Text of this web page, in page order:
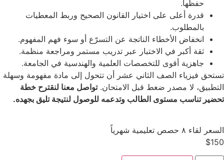
حفظها.
قدرة أعلى على اختيار القانون الصحيح وربط المعطيات
بالمطلوب.
انخفاض الأخطاء الناتجة عن التسرّع أو سوء فهم المفهوم.
ثقة أكبر في الاختبار عبر تدريب مستمر ومراجعة منظمة.
جاهزية أقوى للتخصصات العلمية والهندسية في الجامعة.
تستحق فيزياء الصف الثاني عشر أن تتحول إلى مادة مفهومة وسهلة
التطبيق، لا مصدر ضغط قبل الامتحان.تواصل معنا لنقترح خطة
تحضير تناسب مستوى الطالب وتدعمه للوصول لنتيجة تليق بجهده.
السعر لقاء ٨ حصص تعليمية شهرياً
$150